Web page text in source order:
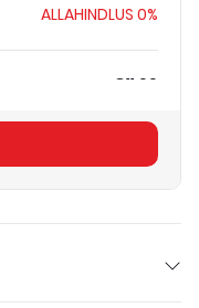
ALLAHINDLUS 0%
€11.00